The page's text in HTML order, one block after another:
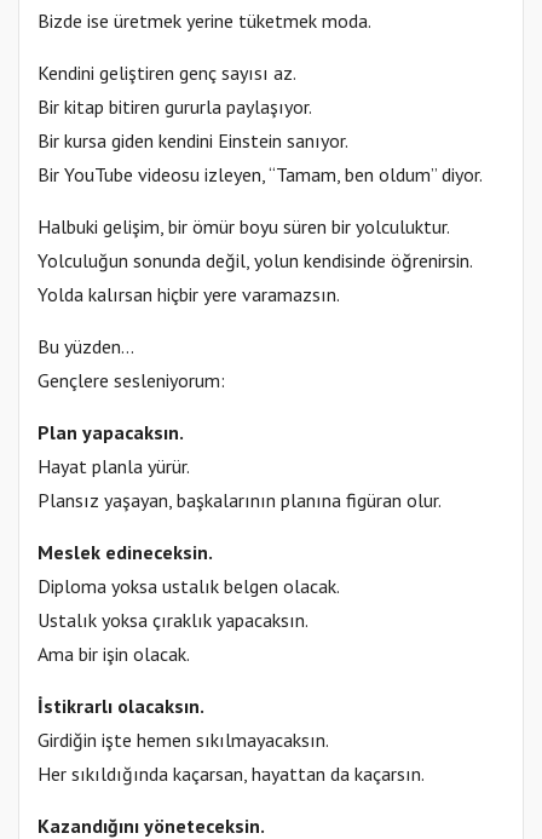
Bizde ise üretmek yerine tüketmek moda.
Kendini geliştiren genç sayısı az.
Bir kitap bitiren gururla paylaşıyor.
Bir kursa giden kendini Einstein sanıyor.
Bir YouTube videosu izleyen, “Tamam, ben oldum” diyor.
Halbuki gelişim, bir ömür boyu süren bir yolculuktur.
Yolculuğun sonunda değil, yolun kendisinde öğrenirsin.
Yolda kalırsan hiçbir yere varamazsın.
Bu yüzden…
Gençlere sesleniyorum:
Plan yapacaksın.
Hayat planla yürür.
Plansız yaşayan, başkalarının planına figüran olur.
Meslek edineceksin.
Diploma yoksa ustalık belgen olacak.
Ustalık yoksa çıraklık yapacaksın.
Ama bir işin olacak.
İstikrarlı olacaksın.
Girdiğin işte hemen sıkılmayacaksın.
Her sıkıldığında kaçarsan, hayattan da kaçarsın.
Kazandığını yöneteceksin.